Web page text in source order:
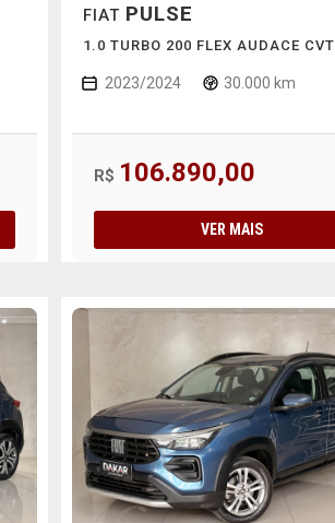
FIAT PULSE
1.0 TURBO 200 FLEX AUDACE CVT
2023/2024 30.000 km
R$ 106.890,00
VER MAIS